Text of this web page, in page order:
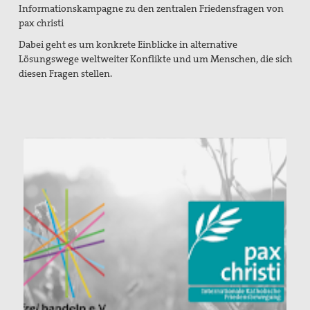
Flucht und Migration
Friedensbildung
Frieden, Soziale Gerechtigkeit und Klimapolitik
Print-Materialien
Newsletter
Ausstellung Gestalten der Gewaltfreiheit
Papst Johannes XXIII-Preis
Preisträger*innen
Informationskampagne zu den zentralen Friedensfragen von
pax christi
Dabei geht es um konkrete Einblicke in alternative
Lösungswege weltweiter Konflikte und um Menschen, die sich
diesen Fragen stellen.